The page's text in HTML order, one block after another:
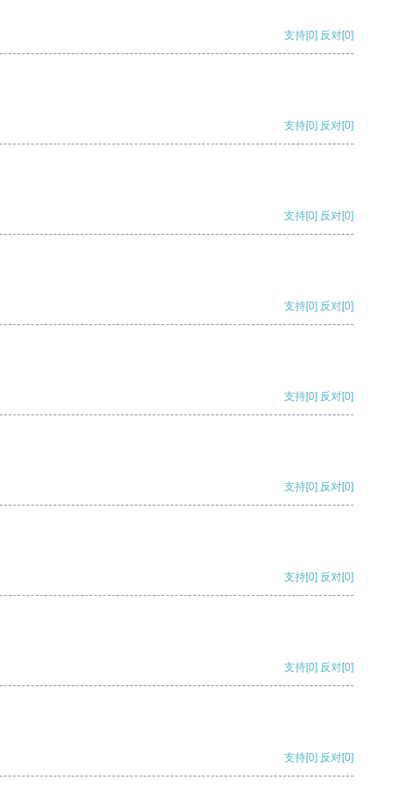
支持[0] 反对[0]
支持[0] 反对[0]
支持[0] 反对[0]
支持[0] 反对[0]
支持[0] 反对[0]
支持[0] 反对[0]
支持[0] 反对[0]
支持[0] 反对[0]
支持[0] 反对[0]